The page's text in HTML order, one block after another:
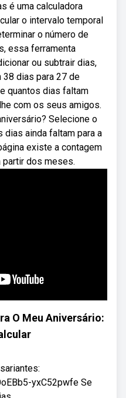
é uma calculadora
o intervalo temporal
o número de
essa ferramenta
ou subtrair dias,
38 dias para 27 de
quantos dias faltam
com os seus amigos.
Selecione o
dias ainda faltam para a
existe a contagem
partir dos meses.
O Meu Aniversário:
yxC52pwfe Se